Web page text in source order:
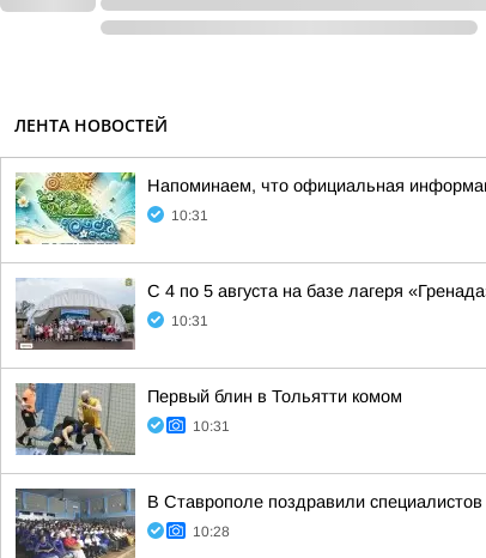
ЛЕНТА НОВОСТЕЙ
Напоминаем, что официальная
10:31
С 4 по 5 августа на базе лагеря
10:31
Первый блин в Тольятти комом
10:31
В Ставрополе поздравили специалистов
10:28